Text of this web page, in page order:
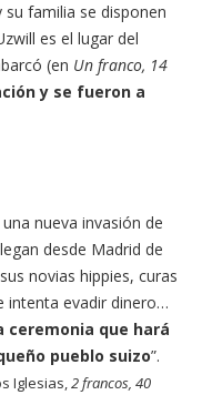
familia se disponen
es el lugar del
(en Un franco, 14
y se fueron a
nueva invasión de
desde Madrid de
novias hippies, curas
intenta evadir dinero…
ceremonia que hará
pueblo suizo”.
Iglesias,2 francos, 40